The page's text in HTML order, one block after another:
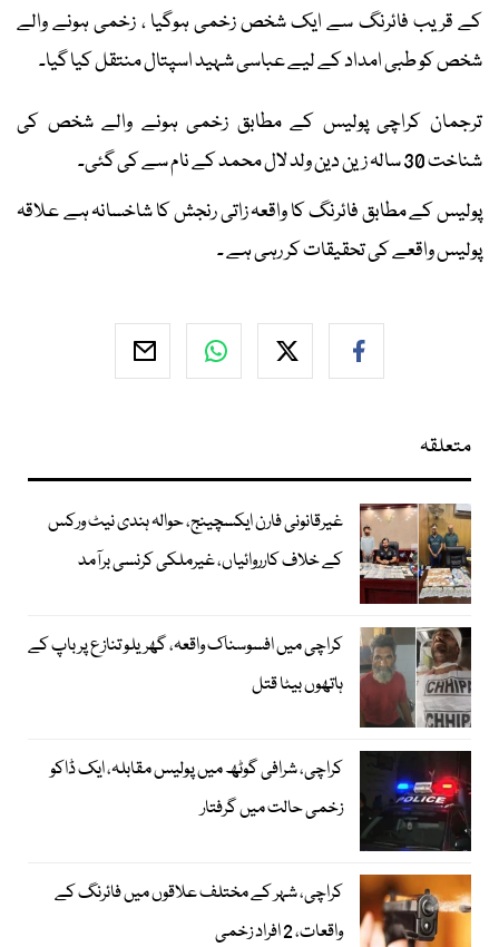
کے قریب فائرنگ سے ایک شخص زخمی ہوگیا ، زخمی ہونے والے
شخص کو طبی امداد کے لیے عباسی شہید اسپتال منتقل کیا گیا۔
ترجمان کراچی پولیس کے مطابق زخمی ہونے والے شخص کی
شناخت 30 سالہ زین دین ولد لال محمد کے نام سے کی گئی۔
پولیس کے مطابق فائرنگ کا واقعہ زاتی رنجش کا شاخسانہ ہے علاقہ
پولیس واقعے کی تحقیقات کر رہی ہے ۔
متعلقہ
غیرقانونی فارن ایکسچینج، حوالہ ہندی نیٹ ورکس
کے خلاف کارروائیاں، غیرملکی کرنسی برآمد
کراچی میں افسوسناک واقعہ، گھریلو تنازع پر باپ کے
ہاتھوں بیٹا قتل
کراچی، شرافی گوٹھ میں پولیس مقابلہ، ایک ڈاکو
زخمی حالت میں گرفتار
کراچی، شہر کے مختلف علاقوں میں فائرنگ کے
واقعات، 2 افراد زخمی